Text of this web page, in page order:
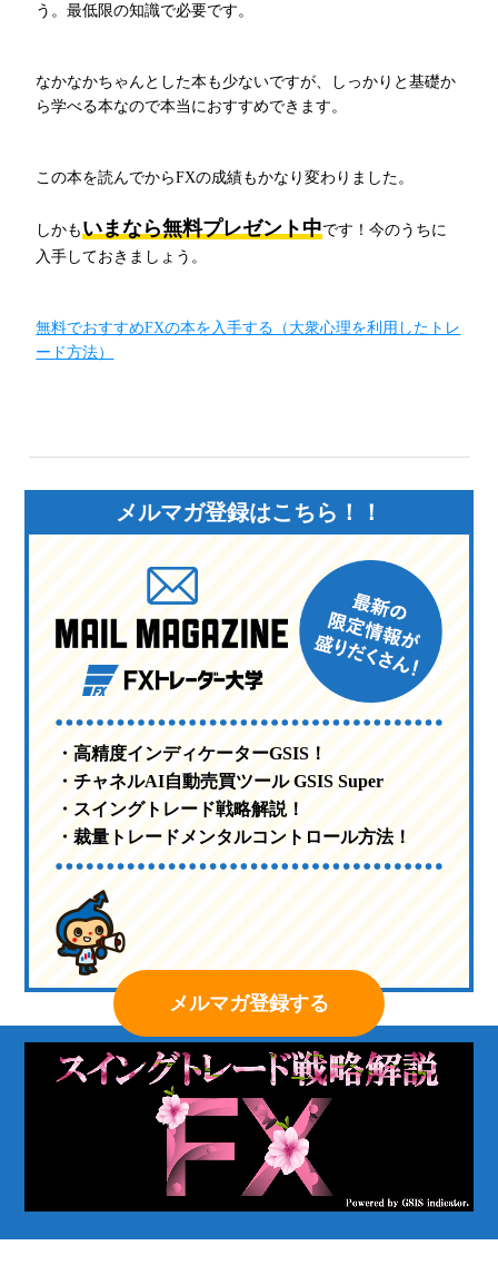
う。最低限の知識で必要です。
なかなかちゃんとした本も少ないですが、しっかりと基礎か
ら学べる本なので本当におすすめできます。
この本を読んでからFXの成績もかなり変わりました。
しかも いまなら無料プレゼント中です！今のうちに
入手しておきましょう。
無料でおすすめFXの本を入手する（大衆心理を利用したトレ
ード方法）
メルマガ登録はこちら！！
・高精度インディケーターGSIS！
・チャネルAI自動売買ツール GSIS Super
・スイングトレード戦略解説！
・裁量トレードメンタルコントロール方法！
メルマガ登録する